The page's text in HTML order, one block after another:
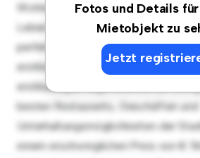
Fotos und Details
Mietobjekt zu
Jetzt
Wohnung bietet einen stilvollen und
Lebensraum. Die offene
perfekt für Gäste, und die elegante
erstklassigen Geräten ausgestattet.
erstklassigen Lage sind Sie nur
besten Restaurants, Geschäften und
Unterhaltungsmöglichkeiten der
einem erschwinglichen Preis von €